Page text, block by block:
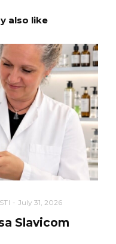
also like
July 31, 2026
Slavicom